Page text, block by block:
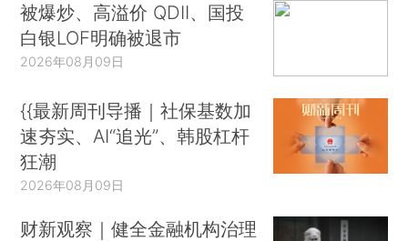
被爆炒、高溢价 QDII、国投
白银LOF明确被退市
2026年08月09日
{{最新周刊导播｜社保基数加
速夯实、AI“追光”、韩股杠杆
狂潮
2026年08月09日
财新观察｜健全金融机构治理